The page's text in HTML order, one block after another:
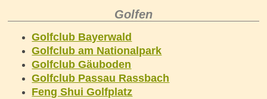
Golfen
Golfclub Bayerwald
Golfclub am Nationalpark
Golfclub Gäuboden
Golfclub Passau Rassbach
Feng Shui Golfplatz